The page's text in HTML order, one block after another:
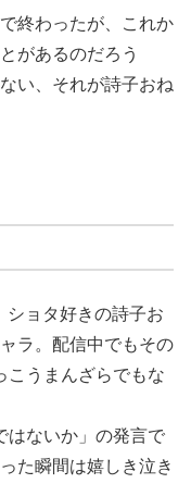
終わったが、これか
があるのだろう
い、それが詩子おね
ショタ好きの詩子お
ラ。配信中でもその
こうまんざらでもな
はないか」の発言で
た瞬間は嬉しき泣き